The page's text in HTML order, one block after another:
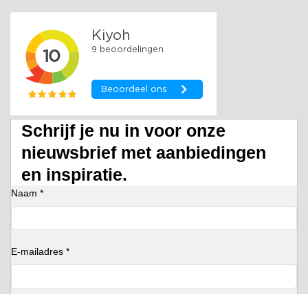
Schrijf je nu in voor onze
nieuwsbrief met aanbiedingen
en inspiratie.
Naam *
E-mailadres *